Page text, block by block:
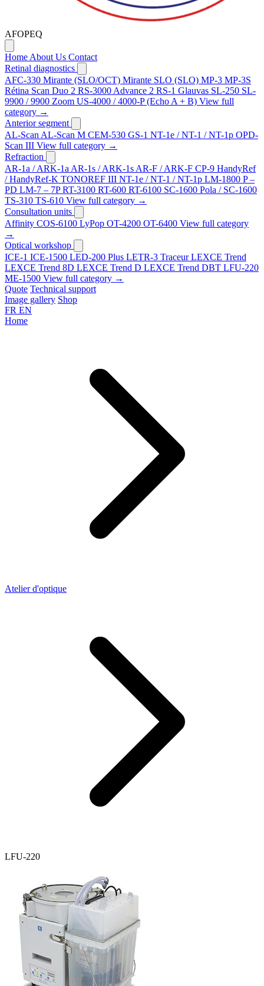
AFOPEQ
Home About Us Contact
Retinal diagnostics
AFC-330 Mirante (SLO/OCT) Mirante SLO (SLO) MP-3 MP-3S
Rétina Scan Duo 2 RS-3000 Advance 2 RS-1 Glauvas SL-250 SL-
9900 / 9900 Zoom US-4000 / 4000-P (Echo A + B) View full
category →
Anterior segment
AL-Scan AL-Scan M CEM-530 GS-1 NT-1e / NT-1 / NT-1p OPD-
Scan III View full category →
Refraction
AR-1a / ARK-1a AR-1s / ARK-1s AR-F / ARK-F CP-9 HandyRef
/ HandyRef-K TONOREF III NT-1e / NT-1 / NT-1p LM-1800 P –
PD LM-7 – 7PRT-3100 RT-600 RT-6100 SC-1600 Pola / SC-1600
TS-310 TS-610 View full category →
Consultation units
Affinity COS-6100 LyPop OT-4200 OT-6400 View full category
→
Optical workshop
ICE-1 ICE-1500 LED-200 Plus LETR-3 Traceur LEXCE Trend
LEXCE Trend 8D LEXCE Trend D LEXCE Trend DBT LFU-220
ME-1500 View full category →
Quote Technical support
Image gallery Shop
FR EN
Home
Atelier d'optique
LFU-220